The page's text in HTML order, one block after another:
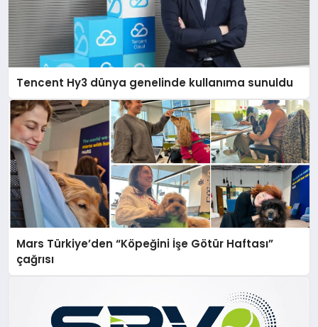
Tencent Hy3 dünya genelinde kullanıma sunuldu
Mars Türkiye’den “Köpeğini İşe Götür Haftası”
çağrısı